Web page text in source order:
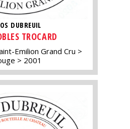
DUBREUIL
TROCARD
Emilion Grand Cru
2001